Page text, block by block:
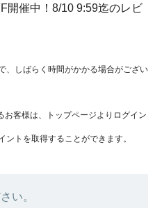
開催中！8/10 9:59迄のレビ
、しばらく時間がかかる場合がござい
客様は、トップページよりログイン
トを取得することができます。
い。